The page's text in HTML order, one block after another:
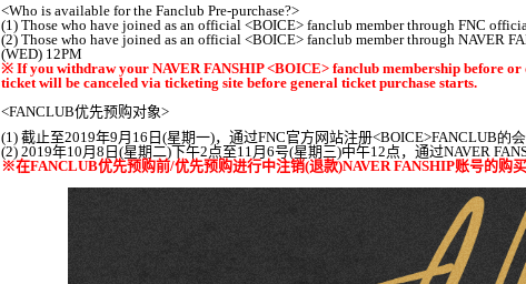
<Who is available for the Fanclub Pre-purchase?>
(1) Those who have joined as an official <BOICE> fanclub member through FNC
(2) Those who have joined as an official <BOICE> fanclub member through NAVER
(WED) 12PM
※ If you withdraw your NAVER FANSHIP <BOICE> fanclub membership before
ticket will be canceled via ticketing site before general ticket purchase starts.
<FANCLUB优先预购对象>
(1) 截止至2019年9月 16 日 (星期一)，通过FNC官方网站注册<BOICE>FANCLUB的
(2) 2019年10月 8 日 (星期二)下午2点至11月 6号(星期三)中午12点，通过NAVER
※在FANCLUB优先预购前/优先预购进行中注销(退款)NAVER FANSHIP账号的购